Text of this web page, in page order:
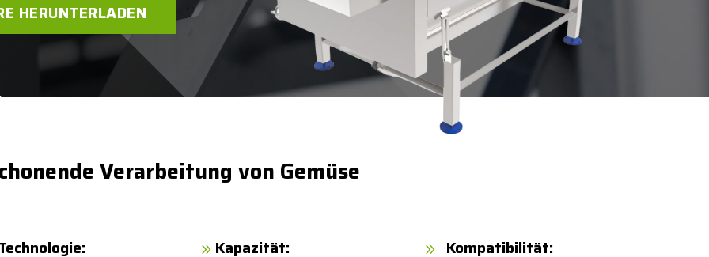
HERUNTERLADEN
Verarbeitung von Gemüse
9 Kapazität: 9 Kompatibilität: